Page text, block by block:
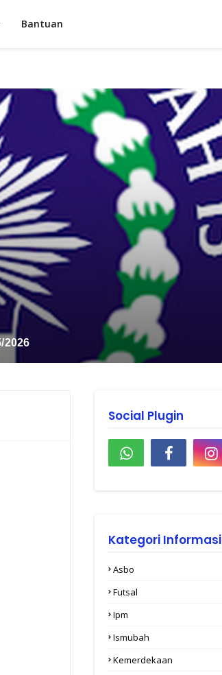
Bantuan
2026
Social Plugin
Kategori Informasi
Asbo
Futsal
Ipm
Ismubah
Kemerdekaan